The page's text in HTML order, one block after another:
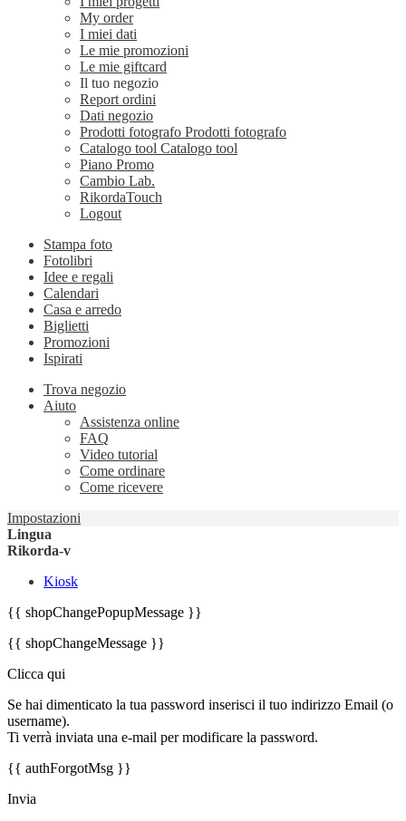
My order
I miei dati
Le mie promozioni
Le mie giftcard
Il tuo negozio
Report ordini
Dati negozio
Prodotti fotografo Prodotti fotografo
Catalogo tool Catalogo tool
Piano Promo
Cambio Lab.
RikordaTouch
Logout
Stampa foto
Fotolibri
Idee e regali
Calendari
Casa e arredo
Biglietti
Promozioni
Ispirati
Trova negozio
Aiuto
Assistenza online
FAQ
Video tutorial
Come ordinare
Come ricevere
Impostazioni
Lingua
Rikorda-v
Kiosk
{{ shopChangePopupMessage }}
{{ shopChangeMessage }}
Clicca qui
Se hai dimenticato la tua password inserisci il tuo indirizzo Email (o
username).
Ti verrà inviata una e-mail per modificare la password.
{{ authForgotMsg }}
Invia